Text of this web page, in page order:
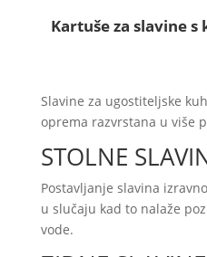
Kartuše za slavine
Slavine za ugostiteljske
oprema razvrstana u više
STOLNE
Postavljanje slavina
u slučaju kad to nalaže
vode.